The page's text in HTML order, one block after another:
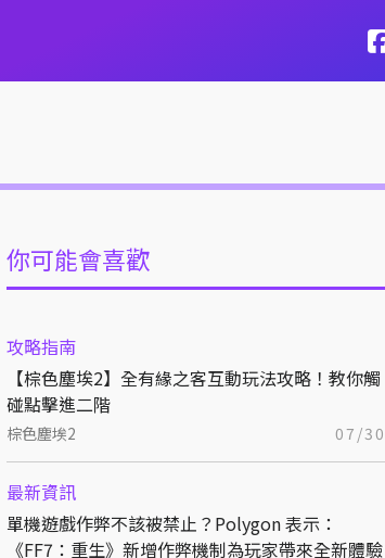
你可能會喜歡
攻略指南
【棕色塵埃2】全有緣之客互動玩法攻略！教你觸
碰點擊進二階
棕色塵埃2 07/30
最新資訊
單機遊戲作弊不該被禁止？Polygon 表示：
《FF7：重生》新增作弊機制為玩家帶來全新體驗